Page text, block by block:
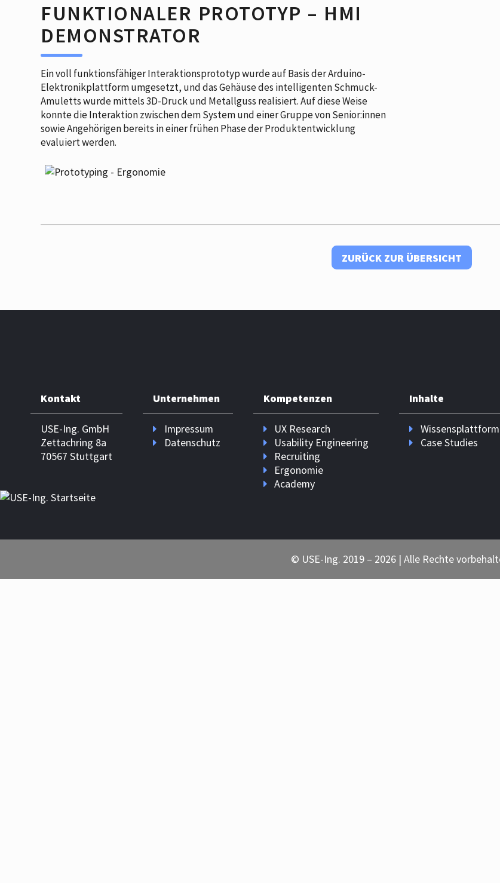
FUNKTIONALER PROTOTYP – HMI
DEMONSTRATOR
Ein voll funktionsfähiger Interaktionsprototyp wurde auf Basis der Arduino-
Elektronikplattform umgesetzt, und das Gehäuse des intelligenten Schmuck-
Amuletts wurde mittels 3D-Druck und Metallguss realisiert. Auf diese Weise
konnte die Interaktion zwischen dem System und einer Gruppe von Senior:innen
sowie Angehörigen bereits in einer frühen Phase der Produktentwicklung
evaluiert werden.
ZURÜCK ZUR ÜBERSICHT
Kontakt
USE-Ing. GmbH
Zettachring 8a
70567 Stuttgart
Unternehmen
Impressum
Datenschutz
Kompetenzen
UX Research
Usability Engineering
Recruiting
Ergonomie
Academy
Inhalte
Wissensplattform
Case Studies
© USE-Ing. 2019 – 2026 | Alle Rechte